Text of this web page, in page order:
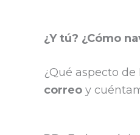
¿Y tú? ¿Cómo
¿Qué aspecto
correo y